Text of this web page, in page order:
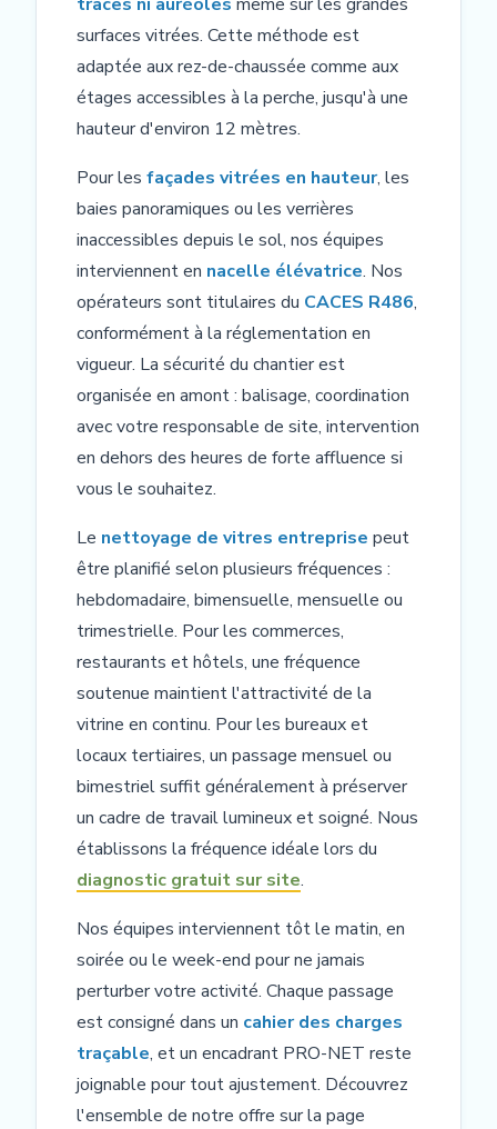
surfaces vitrées. Cette méthode est
adaptée aux rez-de-chaussée comme aux
étages accessibles à la perche, jusqu'à une
hauteur d'environ 12 mètres.
Pour les façades vitrées en hauteur, les
baies panoramiques ou les verrières
inaccessibles depuis le sol, nos équipes
interviennent en nacelle élévatrice. Nos
opérateurs sont titulaires du CACES R486,
conformément à la réglementation en
vigueur. La sécurité du chantier est
organisée en amont : balisage, coordination
avec votre responsable de site, intervention
en dehors des heures de forte affluence si
vous le souhaitez.
Le nettoyage de vitres entreprise peut
être planifié selon plusieurs fréquences :
hebdomadaire, bimensuelle, mensuelle ou
trimestrielle. Pour les commerces,
restaurants et hôtels, une fréquence
soutenue maintient l'attractivité de la
vitrine en continu. Pour les bureaux et
locaux tertiaires, un passage mensuel ou
bimestriel suffit généralement à préserver
un cadre de travail lumineux et soigné. Nous
établissons la fréquence idéale lors du
diagnostic gratuit sur site.
Nos équipes interviennent tôt le matin, en
soirée ou le week-end pour ne jamais
perturber votre activité. Chaque passage
est consigné dans un cahier des charges
traçable, et un encadrant PRO-NET reste
joignable pour tout ajustement. Découvrez
l'ensemble de notre offre sur la page